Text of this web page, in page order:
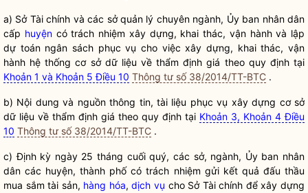
a) Sở Tài chính và các sở quản lý chuyên ngành, Ủy ban nhân dân
cấp huyệncó trách nhiệm xây dựng, khai thác, vận hành và lập
dự toán ngân sách phục vụ cho việc xây dựng, khai thác, vận
hành hệ thống cơ sở dữ liệu vềthẩm định giá theo quy định tại
Khoản 1 và Khoản 5 Điều 10 Thông tư số 38/2014/TT-BTC .
b) Nội dung và nguồn thông tin, tài liệu phục vụ xây dựng cơ sở
dữ liệu về thẩm định giá theo quy định tại Khoản 3, Khoản 4 Điều
10 Thông tư số 38/2014/TT-BTC .
c) Định kỳ ngày 25 tháng cuối quý, các sở, ngành, Ủy ban nhân
dân các huyện, thành phố có trách nhiệm gửi kết quả đấu thầu
mua sắm tài sản, hàng hóa,dịch vụ cho Sở Tài chính để xây dựng